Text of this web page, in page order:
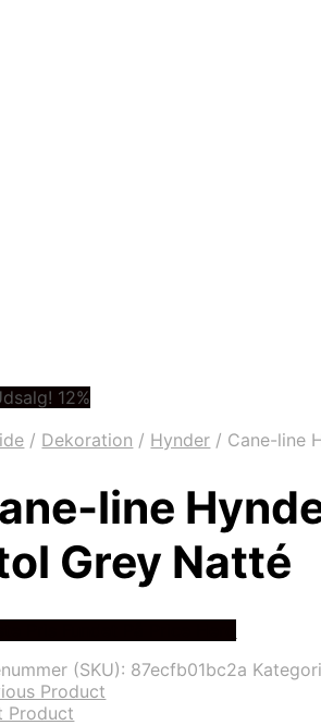
12%
/ Dekoration / Hynder / Cane-line
line
Grey Natté
(SKU): 87ecfb01bc2a
Product
Product